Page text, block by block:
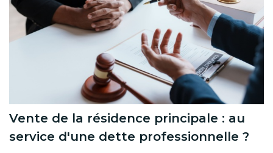
Vente de la résidence principale : au
service d'une dette professionnelle ?